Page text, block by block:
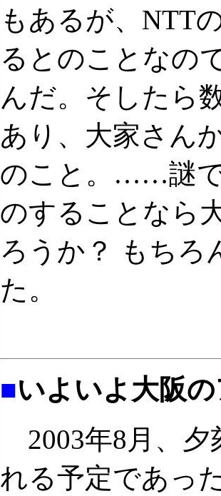
もあるが、NTT
るとのことなの
んだ。そしたら
あり、大家さん
のこと。……謎
のすることなら
ろうか？ もちろ
た。
■いよいよ大阪
2003年8月、夕
れる予定であっ